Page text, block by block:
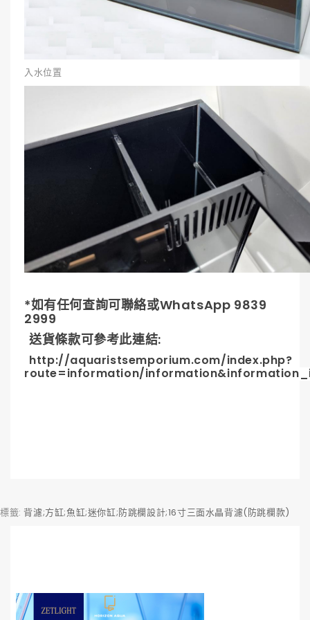
入水位置
*如有任何查詢可聯絡或WhatsApp 9839
2999
送貨條款可參考此連結:
http://aquaristsemporium.com/index.php?
route=information/
標籤:背濾;方缸;魚缸;迷你缸;防跳欄設計;16寸三面水晶背濾(防跳欄款)